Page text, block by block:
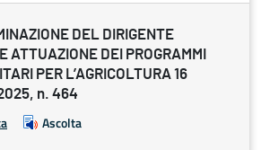
DEL DIRIGENTE
ATTUAZIONE DEI PROGRAMMI
PER L’AGRICOLTURA 16
n. 464
Ascolta